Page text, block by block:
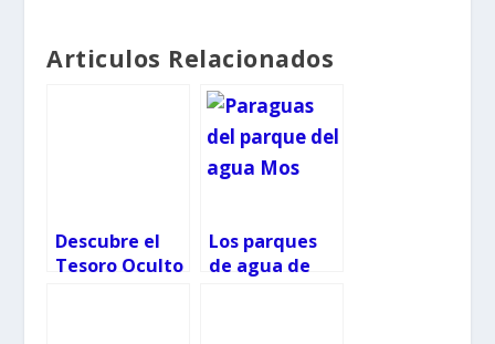
Articulos Relacionados
Descubre el
Tesoro Oculto
Los parques
de agua de